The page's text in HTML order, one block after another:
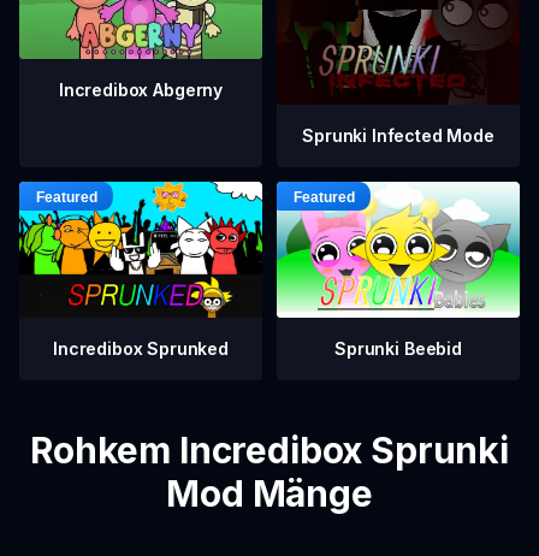
Incredibox Abgerny
Sprunki Infected Mode
Incredibox Sprunked Sprunki Beebid
Rohkem Incredibox Sprunki
Mod Mänge